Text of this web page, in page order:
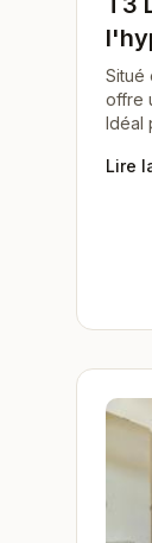
Situé
offre
Idéal
Lire